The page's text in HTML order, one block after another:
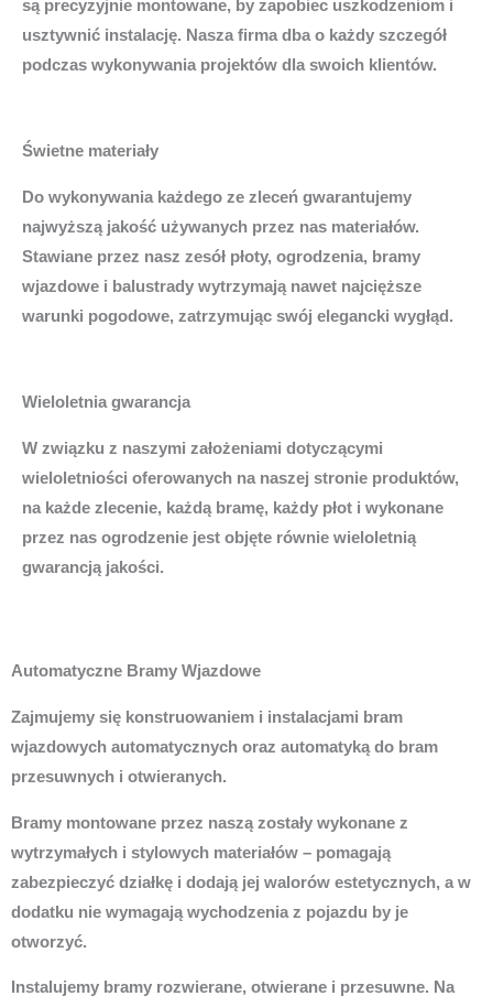
są precyzyjnie montowane, by zapobiec uszkodzeniom i
usztywnić instalację. Nasza firma dba o każdy szczegół
podczas wykonywania projektów dla swoich klientów.
Świetne materiały
Do wykonywania każdego ze zleceń gwarantujemy
najwyższą jakość używanych przez nas materiałów.
Stawiane przez nasz zesół płoty, ogrodzenia, bramy
wjazdowe i balustrady wytrzymają nawet najcięższe
warunki pogodowe, zatrzymując swój elegancki wygłąd.
Wieloletnia gwarancja
W związku z naszymi założeniami dotyczącymi
wieloletniości oferowanych na naszej stronie produktów,
na każde zlecenie, każdą bramę, każdy płot i wykonane
przez nas ogrodzenie jest objęte równie wieloletnią
gwarancją jakości.
Automatyczne Bramy Wjazdowe
Zajmujemy się konstruowaniem i instalacjami bram
wjazdowych automatycznych oraz automatyką do bram
przesuwnych i otwieranych.
Bramy montowane przez naszą zostały wykonane z
wytrzymałych i stylowych materiałów – pomagają
zabezpieczyć działkę i dodają jej walorów estetycznych, a w
dodatku nie wymagają wychodzenia z pojazdu by je
otworzyć.
Instalujemy bramy rozwierane, otwierane i przesuwne. Na